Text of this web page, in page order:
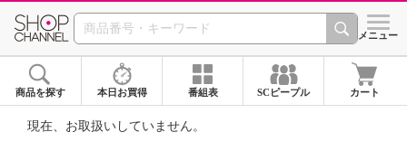
SHOP CHANNEL ショッ
メニュー
商品を探す 本日お買得 番組表 SCピープル カート
現在、お取扱いしていません。